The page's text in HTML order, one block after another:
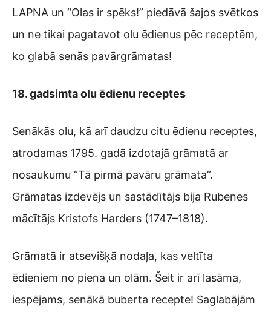
LAPNA un “Olas ir spēks!” piedāvā šajos svētkos
un ne tikai pagatavot olu ēdienus pēc receptēm,
ko glabā senās pavārgrāmatas!
18. gadsimta olu ēdienu receptes
Senākās olu, kā arī daudzu citu ēdienu receptes,
atrodamas 1795. gadā izdotajā grāmatā ar
nosaukumu “Tā pirmā pavāru grāmata”.
Grāmatas izdevējs un sastādītājs bija Rubenes
mācītājs Kristofs Harders (1747–1818).
Grāmatā ir atsevišķā nodaļa, kas veltīta
ēdieniem no piena un olām. Šeit ir arī lasāma,
iespējams, senākā buberta recepte! Saglabājām